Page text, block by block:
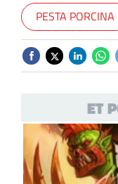
PESTA PORCINA
ET